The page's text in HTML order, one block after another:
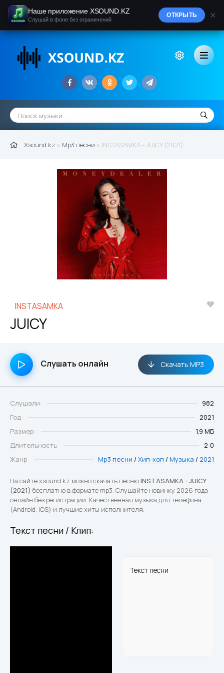
Xsound.kz » Mp3 песни » INSTASAMKA - JUICY (2021)
INSTASAMKA
JUICY
Слушать онлайн Скачать MP3
Слушали:
982
Год:
2021
Размер:
1,9 МБ
Длительность:
2:0
Жанр:
Mp3 песни /Хип-хоп / Музыка / 2021
На сайте xsound.kz можно скачать песнюINSTASAMKA - JUICY
(2021) бесплатно в формате mp3. Слушайте новинку 2026 года
онлайн без регистрации. Качественная музыка для телефона
(Android, iOS) и лучшие хиты исполнителя.
Текст песни / Клип:
Текст песни
Наше приложение XSOUND.KZ
Слушай в фоне без ограничений
ОТКРЫТЬ ×